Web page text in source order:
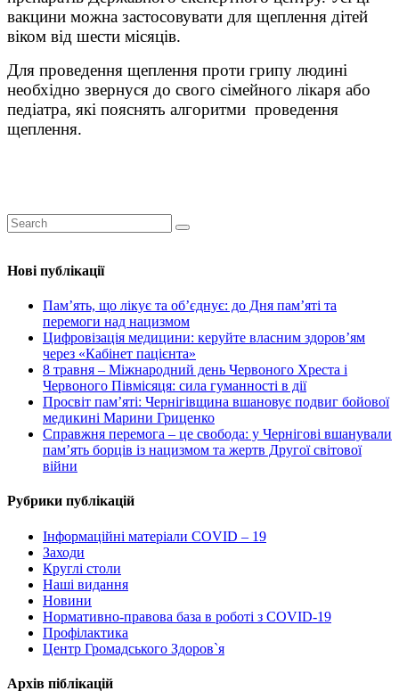
вакцини можна застосовувати для щеплення дітей
віком від шести місяців.
Для проведення щеплення проти грипу людині
необхідно звернуся до свого сімейного лікаря або
педіатра, які пояснять алгоритми проведення
щеплення.
Нові публікації
Пам’ять, що лікує та об’єднує: до Дня пам’яті та
перемоги над нацизмом
Цифровізація медицини: керуйте власним здоров’ям
через «Кабінет пацієнта»
8 травня – Міжнародний день Червоного Хреста і
Червоного Півмісяця: сила гуманності в дії
Просвіт пам’яті: Чернігівщина вшановує подвиг бойової
медикині Марини Гриценко
Справжня перемога – це свобода: у Чернігові вшанували
пам’ять борців із нацизмом та жертв Другої світової
війни
Рубрики публікацій
Інформаційні матеріали COVID – 19
Заходи
Круглі столи
Наші видання
Новини
Нормативно-правова база в роботі з COVID-19
Профілактика
Центр Громадського Здоров`я
Архів піблікацій